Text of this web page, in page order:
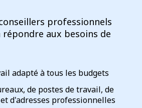
professionnels
aux besoins de
adapté à tous les budgets
de postes de travail, de
d'adresses professionnelles